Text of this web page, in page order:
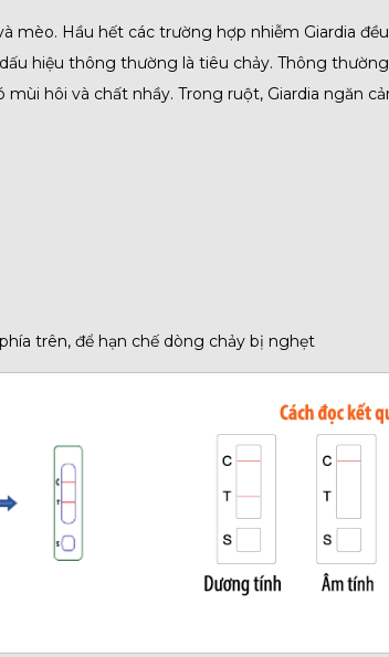
mèo. Hầu hết các trường hợp nhiễm Giardia
hiệu thông thường là tiêu chảy. Thông
hôi và chất nhầy. Trong ruột, Giardia ngăn
trên, để hạn chế dòng chảy bị nghẹt